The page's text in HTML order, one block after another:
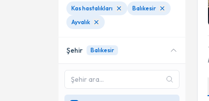
Kas hastalıkları
Balıkesir
Ayvalık
Şehir Balıkesir